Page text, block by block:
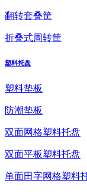
翻转套叠筐
折叠式周转筐
塑料托盘
塑料垫板
防潮垫板
双面网格塑料托盘
双面平板塑料托盘
单面田字网格塑料